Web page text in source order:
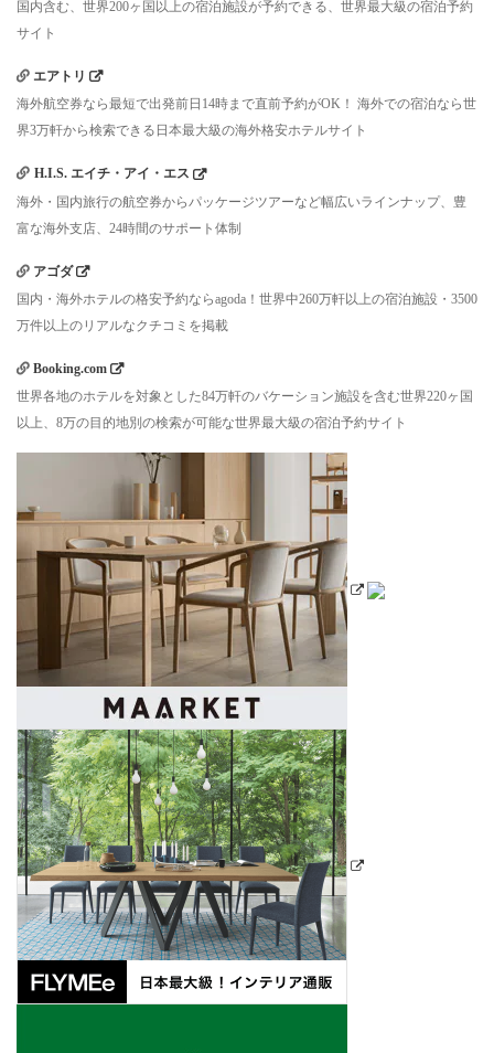
国内含む、世界200ヶ国以上の宿泊施設が予約できる、世界最大級の宿泊予約
サイト
エアトリ
海外航空券なら最短で出発前日14時まで直前予約がOK！ 海外での宿泊なら世
界3万軒から検索できる日本最大級の海外格安ホテルサイト
H.I.S. エイチ・アイ・エス
海外・国内旅行の航空券からパッケージツアーなど幅広いラインナップ、豊
富な海外支店、24時間のサポート体制
アゴダ
国内・海外ホテルの格安予約ならagoda！世界中260万軒以上の宿泊施設・3500
万件以上のリアルなクチコミを掲載
Booking.com
世界各地のホテルを対象とした84万軒のバケーション施設を含む世界220ヶ国
以上、8万の目的地別の検索が可能な世界最大級の宿泊予約サイト